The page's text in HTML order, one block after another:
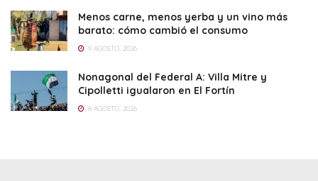
Menos carne, menos yerba y un vino más
barato: cómo cambió el consumo
9 AGOSTO, 2026
Nonagonal del Federal A: Villa Mitre y
Cipolletti igualaron en El Fortín
8 AGOSTO, 2026